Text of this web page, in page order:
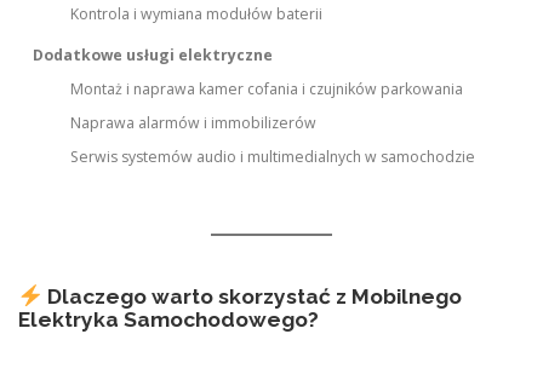
Kontrola i wymiana modułów baterii
Dodatkowe usługi elektryczne
Montaż i naprawa kamer cofania i czujników parkowania
Naprawa alarmów i immobilizerów
Serwis systemów audio i multimedialnych w samochodzie
Dlaczego warto skorzystać z Mobilnego
Elektryka Samochodowego?